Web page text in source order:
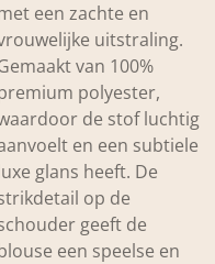
een zachte en
uitstraling.
van 100%
polyester,
de stof luchtig
en een subtiele
glans heeft. De
op de
geeft de
een speelse en